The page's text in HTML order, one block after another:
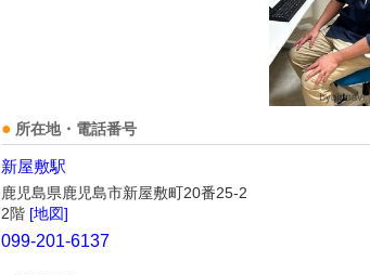
所在地・電話番号
新屋敷駅
鹿児島県鹿児島市新屋敷町20番25-2
2階 [地図]
099-201-6137